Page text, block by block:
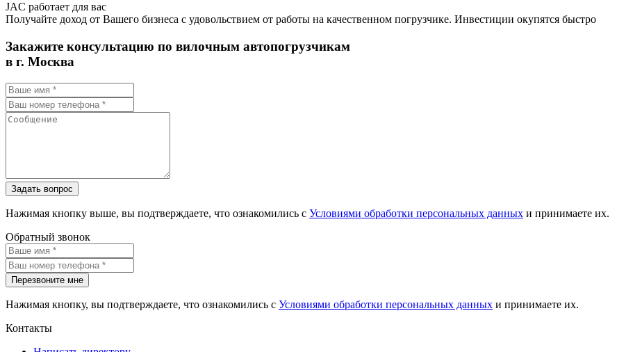
JAC работает для вас
Получайте доход от Вашего бизнеса с удовольствием от работы на качественном погрузчике. Инвестиции окупятся быстро
Закажите консультацию по вилочным автопогрузчикам
в г. Москва
Задать вопрос
Нажимая кнопку выше, вы подтверждаете, что ознакомились с Условиями обработки персональных данных и принимаете их.
Обратный звонок
Перезвоните мне
Нажимая кнопку, вы подтверждаете, что ознакомились с Условиями обработки персональных данных и принимаете их.
Контакты